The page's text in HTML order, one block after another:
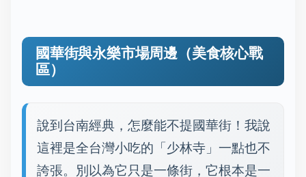
國華街與永樂市場周邊（美食核心戰
區）
說到台南經典，怎麼能不提國華街！我說
這裡是全台灣小吃的「少林寺」一點也不
誇張。別以為它只是一條街，它根本是一